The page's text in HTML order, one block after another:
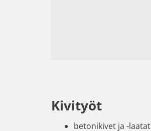
Kivityöt
betonikivet ja -laatat